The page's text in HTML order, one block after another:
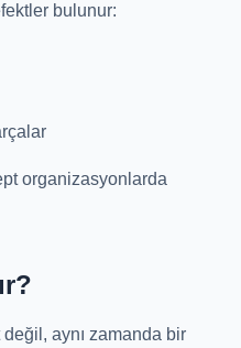
bulunur:
organizasyonlarda
aynı zamanda bir